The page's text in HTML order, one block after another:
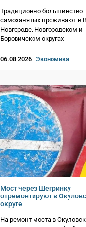
Традиционно большинство
самозанятых проживают в
Новгороде, Новгородском и
Боровичском округах
06.08.2026 | Экономика
Мост через Шегринку
отремонтируют в
округе
На ремонт моста в